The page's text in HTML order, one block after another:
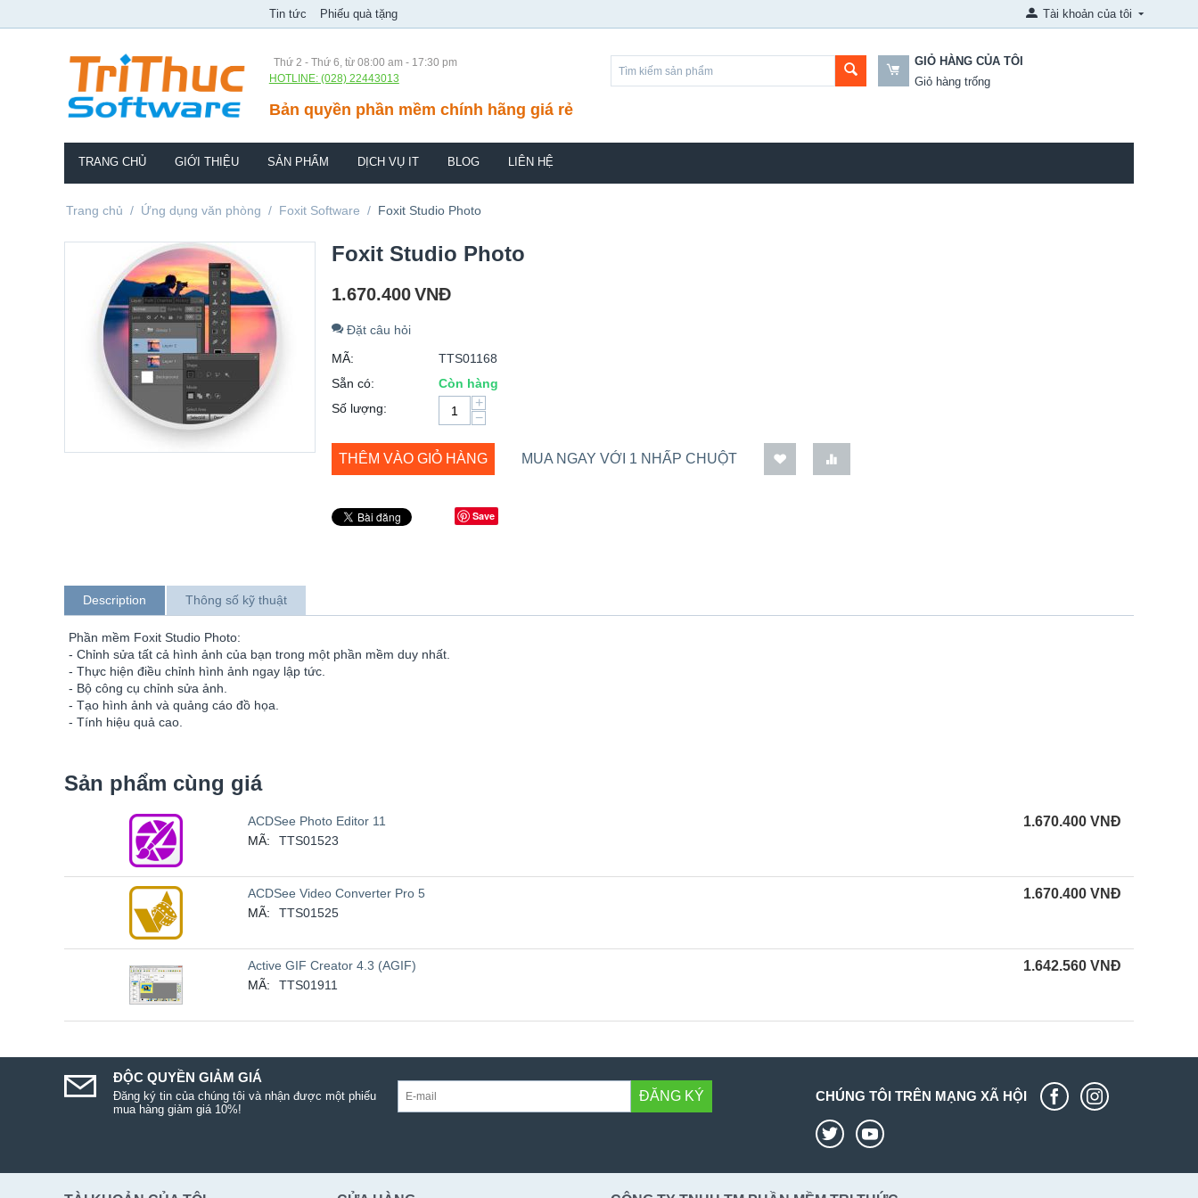
Tin tức Phiếu quà tặng Tài khoản của tôi
Thứ 2 - Thứ 6, từ 08:00 am - 17:30 pm
HOTLINE: (028) 22443013
Bản quyền phần mềm chính hãng giá rẻ
GIỎ HÀNG CỦA TÔI
Giỏ hàng trống
TRANG CHỦ GIỚI THIỆU SẢN PHẨM DỊCH VỤ IT BLOG LIÊN HỆ
Trang chủ / Ứng dụng văn phòng / Foxit Software / Foxit Studio Photo
Foxit Studio Photo
1.670.400VNĐ
Đặt câu hỏi
MÃ:
TTS01168
Sẵn có:
Còn hàng
Số lượng:
+
−
THÊM VÀO GIỎ HÀNG MUA NGAY VỚI 1 NHẤP CHUỘT
Save
Description Thông số kỹ thuật
Phần mềm Foxit Studio Photo:
- Chỉnh sửa tất cả hình ảnh của bạn trong một phần mềm duy nhất.
- Thực hiện điều chỉnh hình ảnh ngay lập tức.
- Bộ công cụ chỉnh sửa ảnh.
- Tạo hình ảnh và quảng cáo đồ họa.
- Tính hiệu quả cao.
Sản phẩm cùng giá
ACDSee Photo Editor 11
MÃ:
TTS01523
1.670.400 VNĐ
ACDSee Video Converter Pro 5
MÃ:
TTS01525
1.670.400 VNĐ
Active GIF Creator 4.3 (AGIF)
MÃ:
TTS01911
1.642.560 VNĐ
ĐỘC QUYỀN GIẢM GIÁ
Đăng ký tin của chúng tôi và nhận được một phiếu
mua hàng giảm giá 10%!
ĐĂNG KÝ CHÚNG TÔI TRÊN MẠNG XÃ HỘI